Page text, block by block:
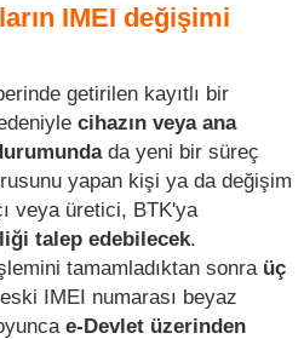
IMEI değişimi
getirilen kayıtlı bir
cihazın veya ana
da yeni bir süreç
yapan kişi ya da değişim
veya üretici, BTK'ya
talep edebilecek.
tamamladıktan sonra üç
IMEI numarası beyaz
e-Devlet üzerinden